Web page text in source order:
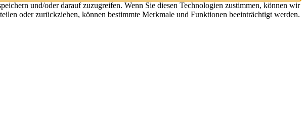
und/oder darauf zuzugreifen. Wenn Sie diesen Technologien zustimmen, können wir
oder zurückziehen, können bestimmte Merkmale und Funktionen beeinträchtigt werden.